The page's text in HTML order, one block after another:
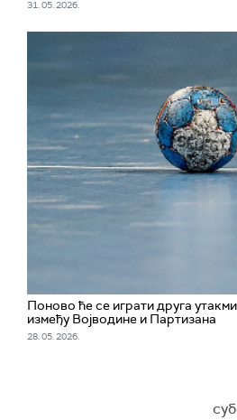
31. 05. 2026.
Поново ће се играти друга
између Војводине и Партизана
28. 05. 2026.